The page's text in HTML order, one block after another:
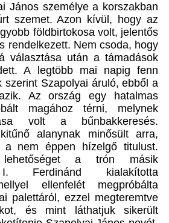
személye a korszakban
szemet. Azon kívül, hogy az
földbirtokosa volt, jelentős
rendelkezett. Nem csoda, hogy
választása után a támadások
A legtöbb mai napig fenn
szerint Szapolyai áruló, ebből a
Az ország egy hatalmas
magához térni, melynek
volt a bűnbakkeresés.
alanynak minősült arra,
a nem éppen hízelgő titulust.
a trón másik
I. Ferdinánd kialakította
ellenfelét megpróbálta
palettáról, ezzel megteremtve
és mint láthatjuk sikerült